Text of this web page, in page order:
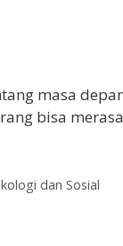
masa
bisa
dan Sosial